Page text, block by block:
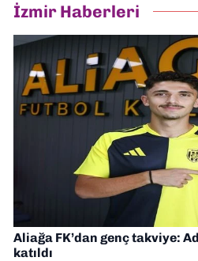
İzmir Haberleri
Aliağa FK’dan genç takviye:
katıldı